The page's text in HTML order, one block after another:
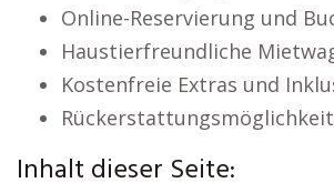
Online-Reservierung und
Haustierfreundliche
Kostenfreie Extras und
Inhalt dieser Seite: